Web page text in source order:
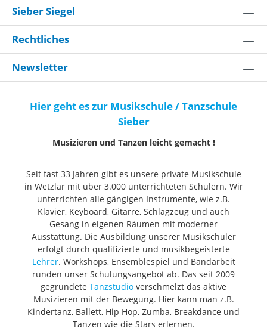
Sieber Siegel
Rechtliches
Newsletter
Hier geht es zur Musikschule / Tanzschule
Sieber
Musizieren und Tanzen leicht gemacht !
Seit fast 33 Jahren gibt es unsere private Musikschule
in Wetzlar mit über 3.000 unterrichteten Schülern. Wir
unterrichten alle gängigen Instrumente, wie z.B.
Klavier, Keyboard, Gitarre, Schlagzeug und auch
Gesang in eigenen Räumen mit moderner
Ausstattung. Die Ausbildung unserer Musikschüler
erfolgt durch qualifizierte und musikbegeisterte
Lehrer. Workshops, Ensemblespiel und Bandarbeit
runden unser Schulungsangebot ab. Das seit 2009
gegründete Tanzstudio verschmelzt das aktive
Musizieren mit der Bewegung. Hier kann man z.B.
Kindertanz, Ballett, Hip Hop, Zumba, Breakdance und
Tanzen wie die Stars erlernen.